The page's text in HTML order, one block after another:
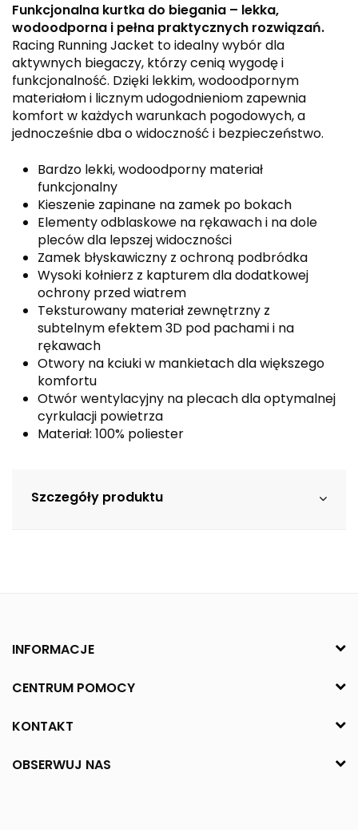
Funkcjonalna kurtka do biegania – lekka,
wodoodporna i pełna praktycznych rozwiązań.
Racing Running Jacket to idealny wybór dla
aktywnych biegaczy, którzy cenią wygodę i
funkcjonalność. Dzięki lekkim, wodoodpornym
materiałom i licznym udogodnieniom zapewnia
komfort w każdych warunkach pogodowych, a
jednocześnie dba o widoczność i bezpieczeństwo.
Bardzo lekki, wodoodporny materiał
funkcjonalny
Kieszenie zapinane na zamek po bokach
Elementy odblaskowe na rękawach i na dole
pleców dla lepszej widoczności
Zamek błyskawiczny z ochroną podbródka
Wysoki kołnierz z kapturem dla dodatkowej
ochrony przed wiatrem
Teksturowany materiał zewnętrzny z
subtelnym efektem 3D pod pachami i na
rękawach
Otwory na kciuki w mankietach dla większego
komfortu
Otwór wentylacyjny na plecach dla optymalnej
cyrkulacji powietrza
Materiał: 100% poliester
Szczegóły produktu
INFORMACJE
CENTRUM POMOCY
KONTAKT
OBSERWUJ NAS